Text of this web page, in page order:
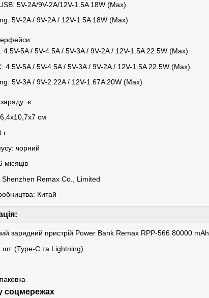
5V-2A/9V-2A/12V-1.5A 18W (Max)
5V-2A / 9V-2A / 12V-1.5A 18W (Max)
4.5V-5A / 5V-4.5A / 5V-3A / 9V-2A / 12V-1.5A 22.5W (Max)
4.5V-5A / 5V-4.5A / 5V-3A / 9V-2A / 12V-1.5A 22.5W (Max)
5V-3A / 9V-2.22A / 12V-1.67A 20W (Max)
є
см
г
чорний
місяців
Shenzhen Remax Co., Limited
Китай
зарядний пристрій Power Bank Remax RPP-566 80000 mAh
шт. (Type-C та Lightning)
соцмережах